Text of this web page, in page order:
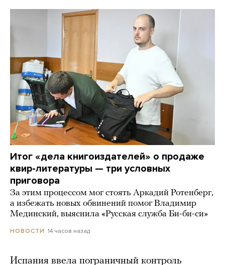
Итог «дела книгоиздателей» о продаже
квир-литературы — три условных
приговора
За этим процессом мог стоять Аркадий Ротенберг,
а избежать новых обвинений помог Владимир
Мединский, выяснила «Русская служба Би-би-си»
НОВОСТИ 14 часов назад
Испания ввела пограничный контроль